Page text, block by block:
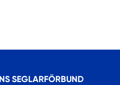
SEGLARFÖRBUND